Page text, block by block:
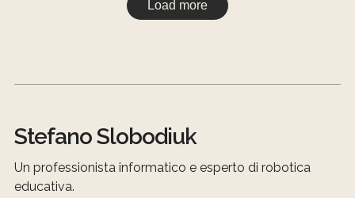
Load more
Stefano Slobodiuk
Un professionista informatico e esperto di robotica
educativa.